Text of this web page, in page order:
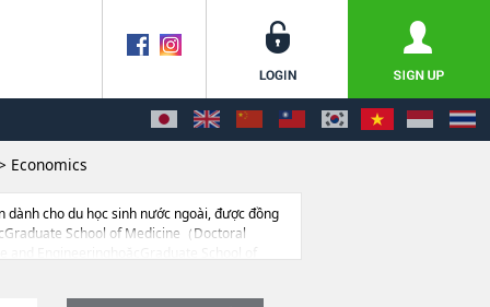
Economics
dành cho du học sinh nước ngoài, được đồng
School of Medicine（Doctoral